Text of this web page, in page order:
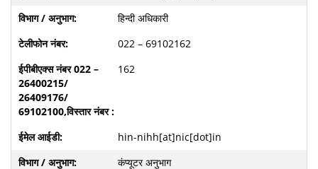
हिन्दी अधिकारी
022 – 69102162
162
hin-nihh[at]nic[dot]in
कंप्यूटर अनुभाग